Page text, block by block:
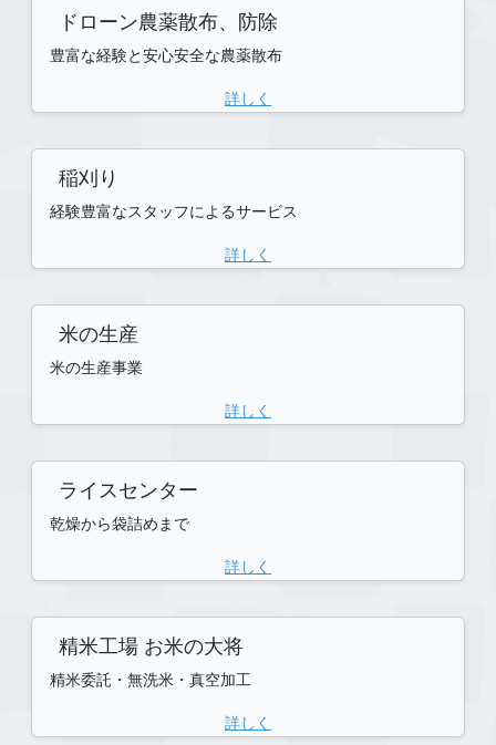
ドローン農薬散布、防除
豊富な経験と安心安全な農薬散布
詳しく
稲刈り
経験豊富なスタッフによるサービス
詳しく
米の生産
米の生産事業
詳しく
ライスセンター
乾燥から袋詰めまで
詳しく
精米工場 お米の大将
精米委託・無洗米・真空加工
詳しく